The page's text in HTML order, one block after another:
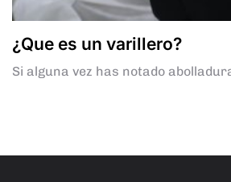
¿Que es un varillero?
Si alguna vez has notado